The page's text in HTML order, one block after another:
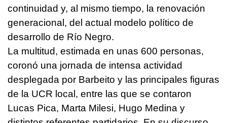
continuidad y, al mismo tiempo, la renovación
generacional, del actual modelo político de
desarrollo de Río Negro.
La multitud, estimada en unas 600 personas,
coronó una jornada de intensa actividad
desplegada por Barbeito y las principales figuras
de la UCR local, entre las que se contaron
Lucas Pica, Marta Milesi, Hugo Medina y